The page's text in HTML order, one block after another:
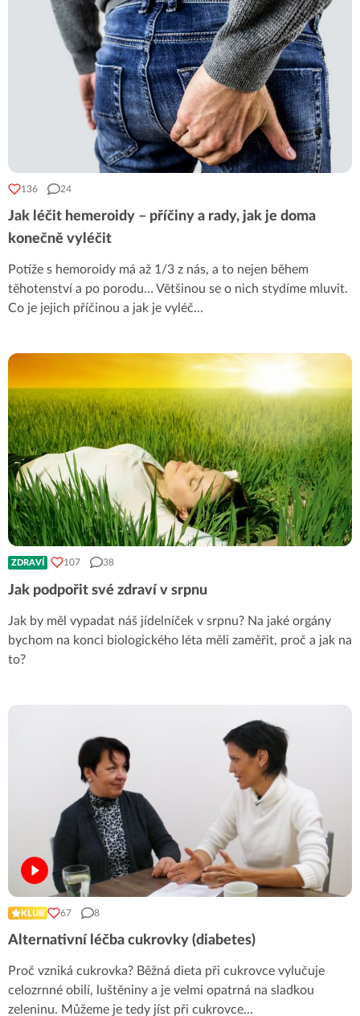
136 24
Jak léčit hemeroidy – příčiny a rady, jak je doma
konečně vyléčit
Potíže s hemoroidy má až 1/3 z nás, a to nejen během
těhotenství a po porodu… Většinou se o nich stydíme mluvit.
Co je jejich příčinou a jak je vyléč...
ZDRAVÍ 107 38
Jak podpořit své zdraví v srpnu
Jak by měl vypadat náš jídelníček v srpnu? Na jaké orgány
bychom na konci biologického léta měli zaměřit, proč a jak na
to?
KLUB 67 8
Alternativní léčba cukrovky (diabetes)
Proč vzniká cukrovka? Běžná dieta při cukrovce vylučuje
celozrnné obilí, luštěniny a je velmi opatrná na sladkou
zeleninu. Můžeme je tedy jíst při cukrovce...